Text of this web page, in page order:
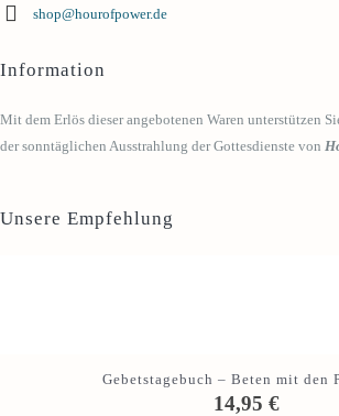
shop@hourofpower.de
Information
Mit dem Erlös dieser angebotenen Waren unterstützen
der sonntäglichen Ausstrahlung der Gottesdienste von
Unsere Empfehlung
Gebetstagebuch – Beten mit den
14,95 €